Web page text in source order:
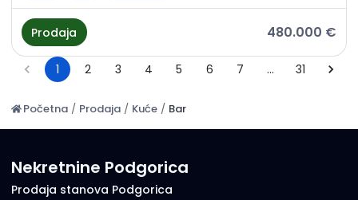
Prodaja 480.000 €
1 2 3 4 5 6 7 … 31
Početna / Prodaja / Kuće / Bar
Nekretnine Podgorica
Prodaja stanova Podgorica